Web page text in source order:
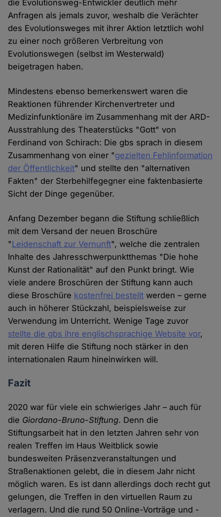
die Evolutionsweg-Entwickler deutlich mehr
Anfragen als jemals zuvor, weshalb die Verächter
des Evolutionsweges mit ihrer Aktion letztlich wohl
zu einer noch größeren Verbreitung von
Evolutionswegen (selbst im Westerwald)
beigetragen haben.
Mindestens ebenso bemerkenswert waren die
Reaktionen führender Kirchenvertreter und
Medizinfunktionäre im Zusammenhang mit der ARD-
Ausstrahlung des Theaterstücks "Gott" von
Ferdinand von Schirach: Die gbs sprach in diesem
Zusammenhang von einer "gezielten Fehlinformation
der Öffentlichkeit" und stellte den "alternativen
Fakten" der Sterbehilfegegner eine faktenbasierte
Sicht der Dinge gegenüber.
Anfang Dezember begann die Stiftung schließlich
mit dem Versand der neuen Broschüre
"Leidenschaft zur Vernunft", welche die zentralen
Inhalte des Jahresschwerpunktthemas "Die hohe
Kunst der Rationalität" auf den Punkt bringt. Wie
viele andere Broschüren der Stiftung kann auch
diese Broschüre kostenfrei bestellt werden – gerne
auch in höherer Stückzahl, beispielsweise zur
Verwendung im Unterricht. Wenige Tage zuvor
stellte die gbs ihre englischsprachige Website vor,
mit deren Hilfe die Stiftung noch stärker in den
internationalen Raum hineinwirken will.
Fazit
2020 war für viele ein schwieriges Jahr – auch für
die Giordano-Bruno-Stiftung. Denn die
Stiftungsarbeit hat in den letzten Jahren sehr von
realen Treffen im Haus Weitblick sowie
bundesweiten Präsenzveranstaltungen und
Straßenaktionen gelebt, die in diesem Jahr nicht
möglich waren. Es ist dann allerdings doch recht gut
gelungen, die Treffen in den virtuellen Raum zu
verlagern. Und die rund 50 Online-Vorträge und -